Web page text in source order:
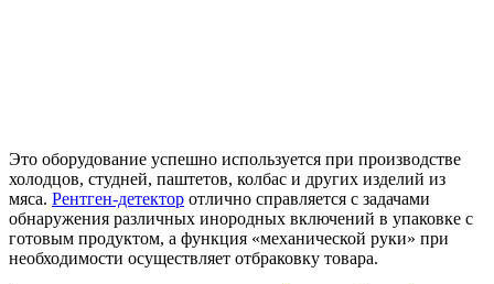
Это оборудование успешно используется при производстве
холодцов, студней, паштетов, колбас и других изделий из
мяса. Рентген-детектор отлично справляется с задачами
обнаружения различных инородных включений в упаковке с
готовым продуктом, а функция «механической руки» при
необходимости осуществляет отбраковку товара.